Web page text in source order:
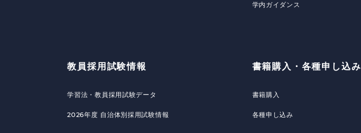
教員採用試験情報
学習法・教員採用試験データ
2026年度 自治体別採用試験情報
学内ガイダンス
書籍購入・各種申し込み
書籍購入
各種申し込み